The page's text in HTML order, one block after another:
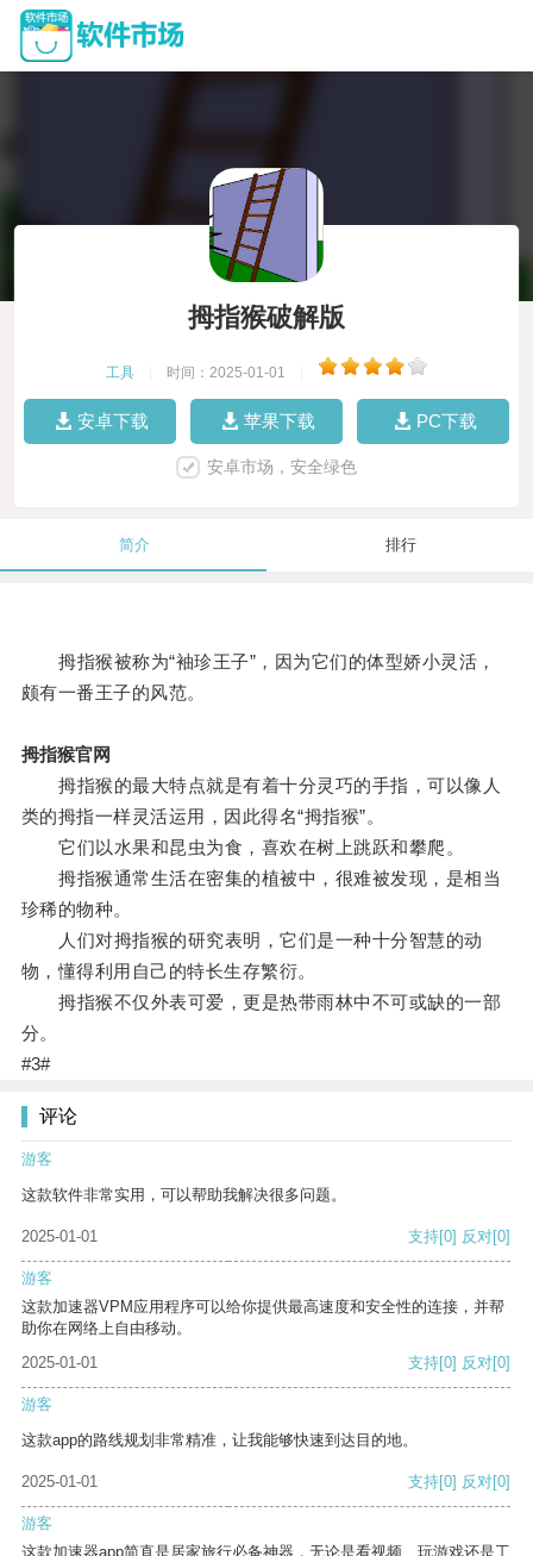
拇指猴破解版
工具 时间：2025-01-01
安卓下载 苹果下载 PC下载
安卓市场，安全绿色
简介 排行
拇指猴被称为“袖珍王子”，因为它们的体型娇小灵活，
颇有一番王子的风范。
拇指猴官网
拇指猴的最大特点就是有着十分灵巧的手指，可以像人
类的拇指一样灵活运用，因此得名“拇指猴”。
它们以水果和昆虫为食，喜欢在树上跳跃和攀爬。
拇指猴通常生活在密集的植被中，很难被发现，是相当
珍稀的物种。
人们对拇指猴的研究表明，它们是一种十分智慧的动
物，懂得利用自己的特长生存繁衍。
拇指猴不仅外表可爱，更是热带雨林中不可或缺的一部
分。
#3#
评论
游客
这款软件非常实用，可以帮助我解决很多问题。
2025-01-01 支持[0] 反对[0]
游客
这款加速器VPM应用程序可以给你提供最高速度和安全性的连接，并帮
助你在网络上自由移动。
2025-01-01
支持[0] 反对[0]
游客
这款app的路线规划非常精准，让我能够快速到达目的地。
2025-01-01 支持[0] 反对[0]
游客
这款加速器app简直是居家旅行必备神器，无论是看视频、玩游戏还是工